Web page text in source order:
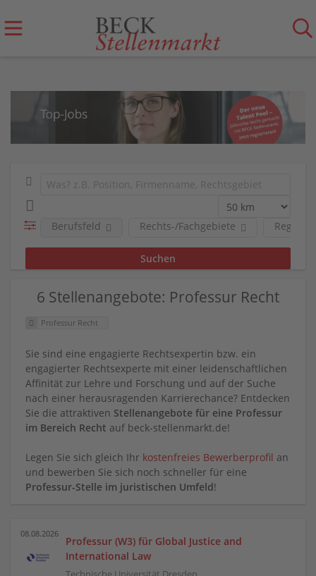
Berufsfeld Rechts-/Fachgebiete Region
6 Stellenangebote: Professur Recht
Professur Recht
Sie sind eine engagierte Rechtsexpertin bzw. ein
engagierter Rechtsexperte mit einer leidenschaftlichen
Affinität zur Lehre und Forschung und auf der Suche
nach einer herausragenden Karrierechance? Entdecken
Sie die attraktiven Stellenangebote für eine Professur
im Bereich Recht auf beck-stellenmarkt.de!
Legen Sie sich gleich Ihr kostenfreies Bewerberprofil an
und bewerben Sie sich noch schneller für eine
Professur-Stelle im juristischen Umfeld!
08.08.2026
Professur (W3) für Global Justice and
International Law